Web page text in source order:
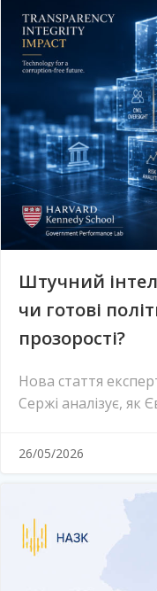
Штучний
чи готові
прозорості?
Нова стаття
Сержі аналізує,
26/05/2026